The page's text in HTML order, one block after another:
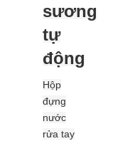
sương
tự
động
Hộp
đựng
nước
rửa tay